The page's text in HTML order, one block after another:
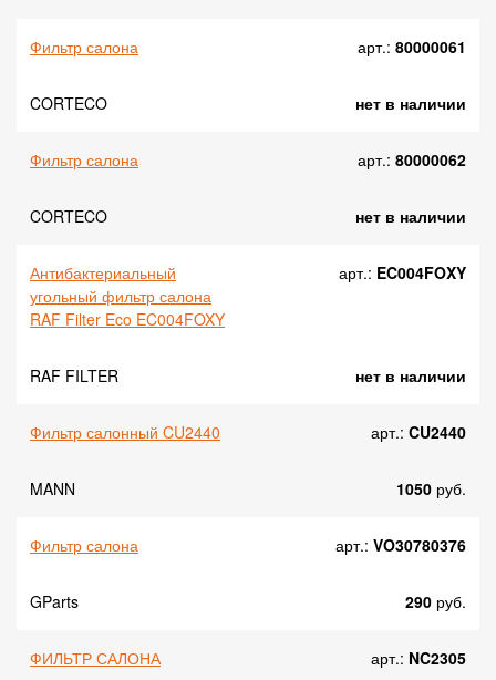
Фильтр салона арт.: 80000061
CORTECO нет в наличии
Фильтр салона арт.: 80000062
CORTECO нет в наличии
Антибактериальный
угольный фильтр салона
RAF Filter Eco EC004FOXY
арт.: EC004FOXY
RAF FILTER нет в наличии
Фильтр салонный CU2440 арт.: CU2440
MANN 1050 руб.
Фильтр салона арт.: VO30780376
GParts 290 руб.
ФИЛЬТР САЛОНА арт.: NC2305